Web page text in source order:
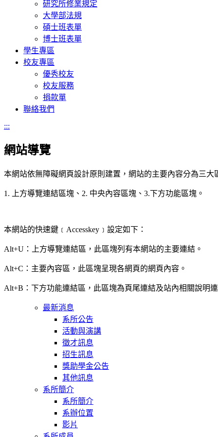
研究所修業規定
大學部法規
碩士班表單
博士班表單
學生專區
校友專區
優秀校友
校友服務
捐款單
聯絡我們
:::
網站導覽
本網站依無障礙網頁設計原則建置，網站的主要內容分為三大
1. 上方導覽連結區塊、2. 中央內容區塊、3.下方功能區塊。
本網站的快速鍵﹝Accesskey﹞設定如下：
Alt+U：上方導覽連結區，此區塊列有本網站的主要連結。
Alt+C：主要內容區，此區塊呈現各網頁的網頁內容。
Alt+B：下方功能連結區，此區塊為頁尾連結及站內相關說明
最新消息
系所公告
活動與演講
徵才訊息
招生訊息
獎助學金公告
其他訊息
系所簡介
系所簡介
系辦位置
影片